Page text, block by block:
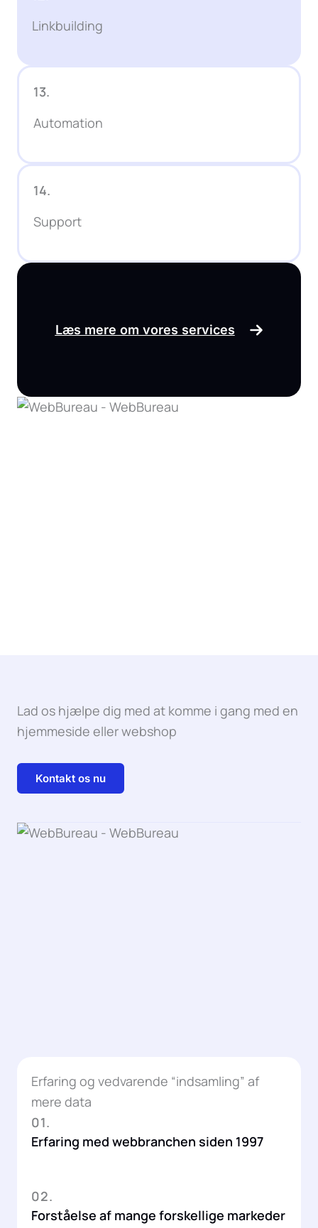
Linkbuilding
13.
Automation
14.
Support
Læs mere om vores services
Lad os hjælpe dig med at komme i gang med en
hjemmeside eller webshop
Kontakt os nu
Erfaring og vedvarende “indsamling” af
mere data
01.
Erfaring med webbranchen siden 1997
02.
Forståelse af mange forskellige markeder